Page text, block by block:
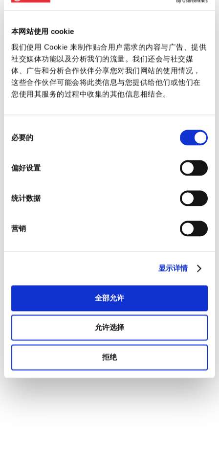
本网站使用 cookie
我们使用 Cookie 来制作贴合用户需求的内容与广告、提供
社交媒体功能以及分析我们的流量。我们还会与社交媒
体、广告和分析合作伙伴分享您对我们网站的使用情况，
这些合作伙伴可能会将此类信息与您提供给他们或他们在
您使用其服务的过程中收集的其他信息相结合。
必要的
偏好设置
统计数据
营销
显示详情
全部允许
允许选择
拒绝